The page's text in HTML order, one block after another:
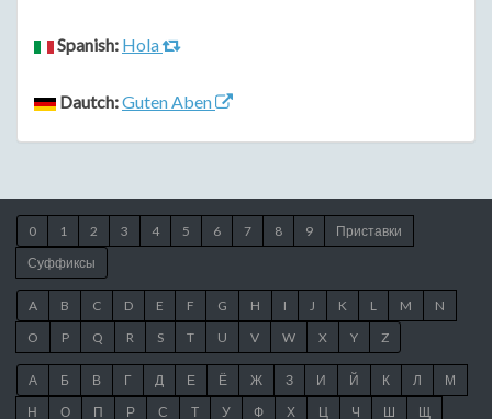
Spanish: Hola
Dautch:Guten Aben
0 1 2 3 4 5 6 7 8 9
Приставки
Суффиксы
A B C D E F G H I J K L M
N
O
P Q R S T U V W X Y Z
А Б В Г Д Е Ё Ж З И Й К Л
М
Н
О П Р С Т У Ф Х Ц Ч Ш Щ